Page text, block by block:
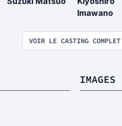
Imawano
VOIR LE CASTING COMPLET
IMAGES